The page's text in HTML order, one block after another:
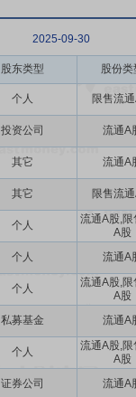
2025-09-30
股东类型 股份类
个人 限售流
投资公司 流通A
其它 流通A
其它 限售流
个人
流通A股,限
A股
个人 流通A
个人
流通A股,限
A股
私募基金 流通A
个人
流通A股,限
A股
证券公司 流通A